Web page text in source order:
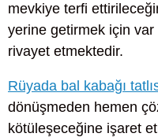
mevkiye terfi
yerine getirmek için
rivayet etmektedir.
Rüyada bal kabağı
dönüşmeden hemen
kötüleşeceğine işaret